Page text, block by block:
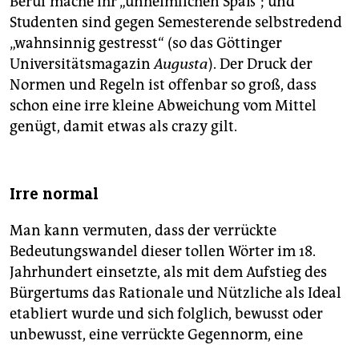
Studenten sind gegen Semesterende selbstredend
„wahnsinnig gestresst“ (so das Göttinger
UniversitätsmagazinAugusta). Der Druck der
Normen und Regeln ist offenbar so groß, dass
schon eine irre kleine Abweichung vom Mittel
genügt, damit etwas als crazy gilt.
Irre normal
Man kann vermuten, dass der verrückte
Bedeutungswandel dieser tollen Wörter im 18.
Jahrhundert einsetzte, als mit dem Aufstieg des
Bürgertums das Rationale und Nützliche als Ideal
etabliert wurde und sich folglich, bewusst oder
unbewusst, eine verrückte Gegennorm, eine